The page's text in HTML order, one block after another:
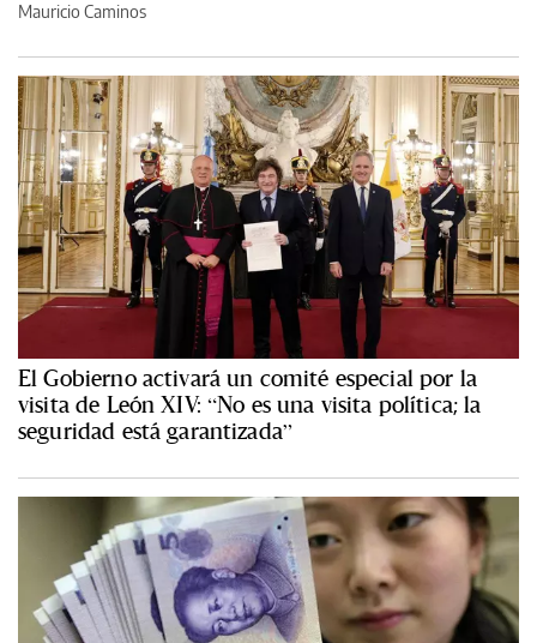
Mauricio Caminos
El Gobierno activará un comité especial por la
visita de León XIV: “No es una visita política; la
seguridad está garantizada”